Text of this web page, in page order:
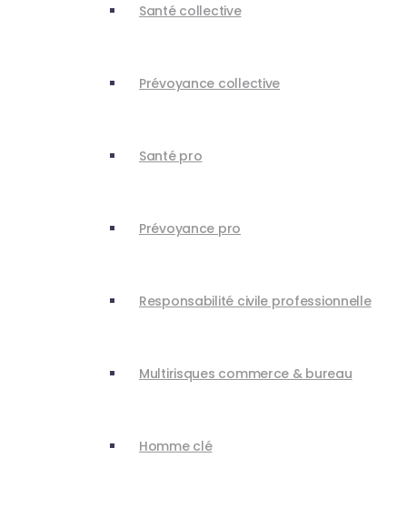
Santé collective
Prévoyance collective
Santé pro
Prévoyance pro
Responsabilité civile professionnelle
Multirisques commerce & bureau
Homme clé